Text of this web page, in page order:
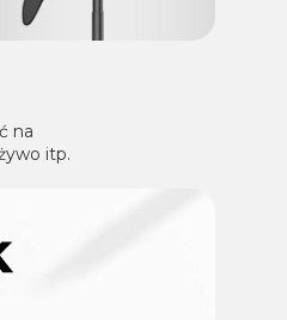
na
itp.